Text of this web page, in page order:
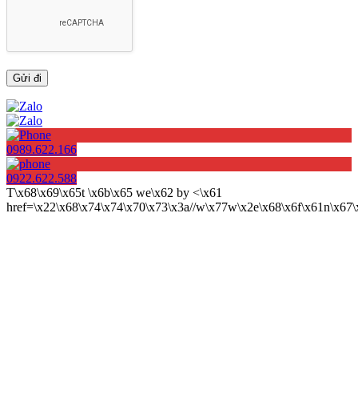
0989.622.166
0922.622.588
T\x68\x69\x65t \x6b\x65 we\x62 by <\x61
href=\x22\x68\x74\x74\x70\x73\x3a//